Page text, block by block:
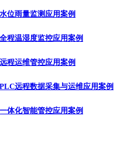
位雨量监测应用案例
程温湿度监控应用案例
程运维管控应用案例
远程数据采集与运维应用案例
体化智能管控应用案例